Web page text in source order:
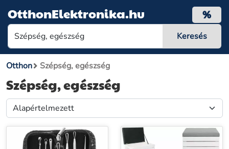
OtthonElektronika.hu %
Otthon Szépség, egészség
Szépség, egészség